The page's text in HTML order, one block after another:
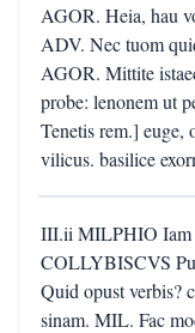
AGOR. Heia, hau
ADV. Nec tuom
AGOR. Mittite
probe: lenonem ut
Tenetis rem.]
vilicus. basilice
III.ii MILPHIO Iam
COLLYBISCVS
Quid opust verbis?
sinam. MIL. Fac